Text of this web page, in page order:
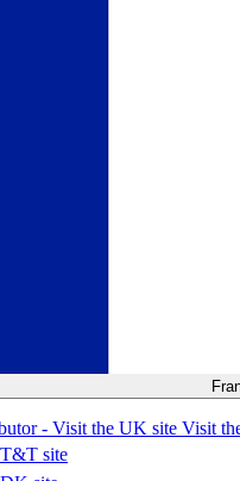
Visit
site